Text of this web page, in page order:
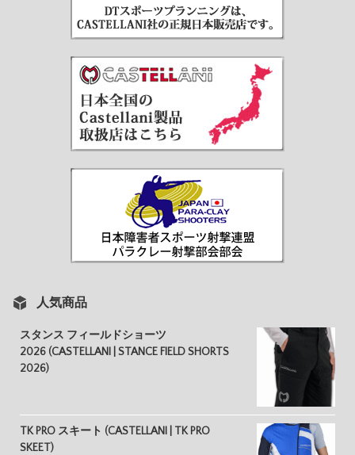
人気商品
スタンス フィールドショーツ
2026 (CASTELLANI | STANCE FIELD SHORTS
2026)
TK PRO スキート (CASTELLANI | TK PRO
SKEET)